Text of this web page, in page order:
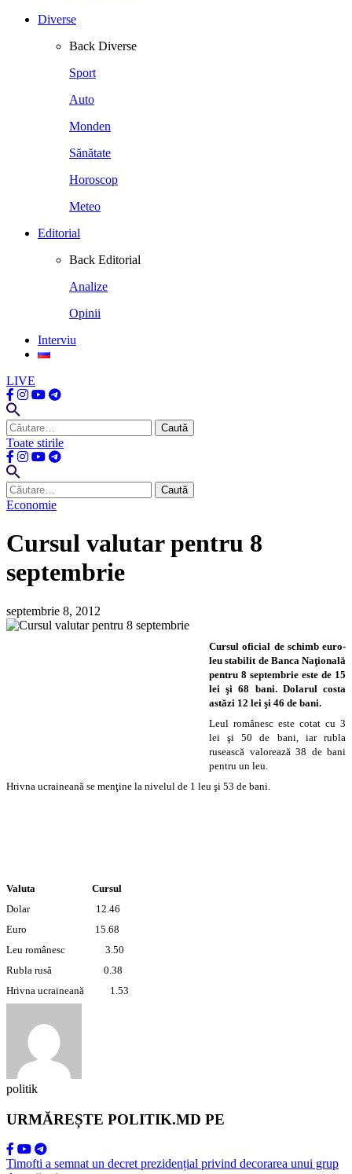
Diverse
Back Diverse
Sport
Auto
Monden
Sănătate
Horoscop
Meteo
Editorial
Back Editorial
Analize
Opinii
Interviu
LIVE
Caută
după:
Toate stirile
Caută
după:
Economie
Cursul valutar pentru 8
septembrie
septembrie 8, 2012
Cursul oficial de schimb euro-
leu stabilit de Banca Naţională
pentru 8 septembrie este de 15
lei şi 68 bani. Dolarul costa
astăzi 12 lei şi 46 de bani.
Leul românesc este cotat cu 3
lei şi 50 de bani, iar rubla
rusească valorează 38 de bani
pentru un leu.
Hrivna ucraineană se menţine la nivelul de 1 leu şi 53 de bani.
Valuta Cursul
Dolar 12.46
Euro 15.68
Leu românesc 3.50
Rubla rusă 0.38
Hrivna ucraineană 1.53
politik
URMĂREȘTE POLITIK.MD PE
Timofti a semnat un decret prezidențial privind decorarea unui grup